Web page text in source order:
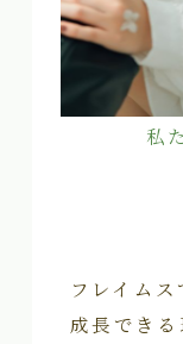
私
フレイム
成長でき